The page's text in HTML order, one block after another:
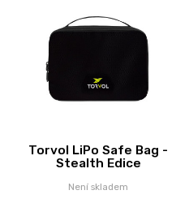
Torvol LiPo Safe Bag -
Stealth Edice
Není skladem